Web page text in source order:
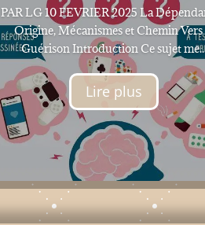
PAR LG 10 FEVRIER 2025 La
Origine, Mécanismes et Chemin Vers
Guérison Introduction Ce sujet
Lire plus